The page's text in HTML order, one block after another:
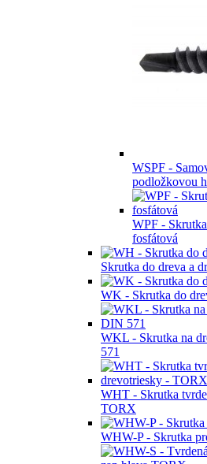
WSPF -
podložkovou
WPF -
fosfátová
Skrutka do dreva a
WK - Skrutka do
WKL - Skrutka na
571
WHT - Skrutka
TORX
WHW-P - Skrutka